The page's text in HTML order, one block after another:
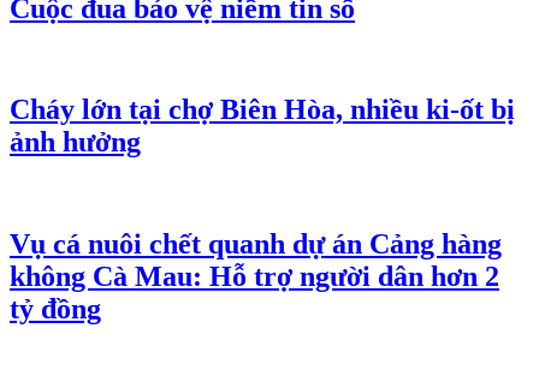
Cuộc đua bảo vệ niềm tin số
Cháy lớn tại chợ Biên Hòa, nhiều ki-ốt bị
ảnh hưởng
Vụ cá nuôi chết quanh dự án Cảng hàng
không Cà Mau: Hỗ trợ người dân hơn 2
tỷ đồng